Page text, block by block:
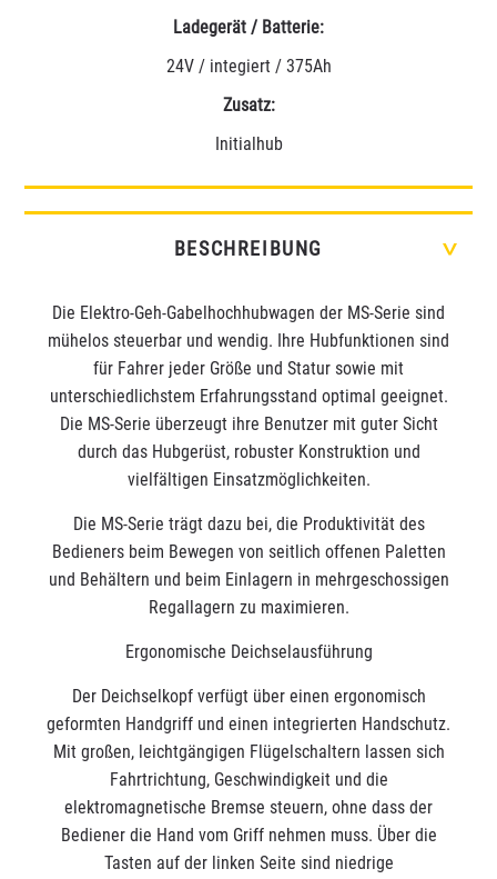
Ladegerät / Batterie:
24V / integiert / 375Ah
Zusatz:
Initialhub
BESCHREIBUNG >
Die Elektro-Geh-Gabelhochhubwagen der MS-Serie sind
mühelos steuerbar und wendig. Ihre Hubfunktionen sind
für Fahrer jeder Größe und Statur sowie mit
unterschiedlichstem Erfahrungsstand optimal geeignet.
Die MS-Serie überzeugt ihre Benutzer mit guter Sicht
durch das Hubgerüst, robuster Konstruktion und
vielfältigen Einsatzmöglichkeiten.
Die MS-Serie trägt dazu bei, die Produktivität des
Bedieners beim Bewegen von seitlich offenen Paletten
und Behältern und beim Einlagern in mehrgeschossigen
Regallagern zu maximieren.
Ergonomische Deichselausführung
Der Deichselkopf verfügt über einen ergonomisch
geformten Handgriff und einen integrierten Handschutz.
Mit großen, leichtgängigen Flügelschaltern lassen sich
Fahrtrichtung, Geschwindigkeit und die
elektromagnetische Bremse steuern, ohne dass der
Bediener die Hand vom Griff nehmen muss. Über die
Tasten auf der linken Seite sind niedrige